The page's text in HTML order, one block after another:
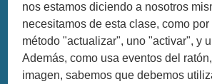
nos estamos diciendo a nosotros
necesitamos de esta clase, como
método "actualizar", uno "activar", y
Además, como usa eventos del
imagen, sabemos que debemos